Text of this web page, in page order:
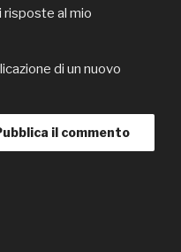
risposte al mio
di un nuovo